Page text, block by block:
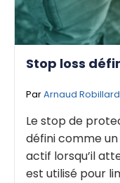
Stop loss
ParArnaud Robillard
Le stop de
défini comme
actif lorsqu’il
est utilisé pour